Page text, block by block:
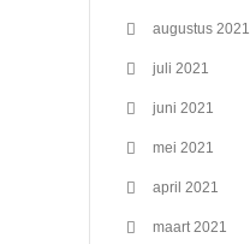
augustus 2021
juli 2021
juni 2021
mei 2021
april 2021
maart 2021